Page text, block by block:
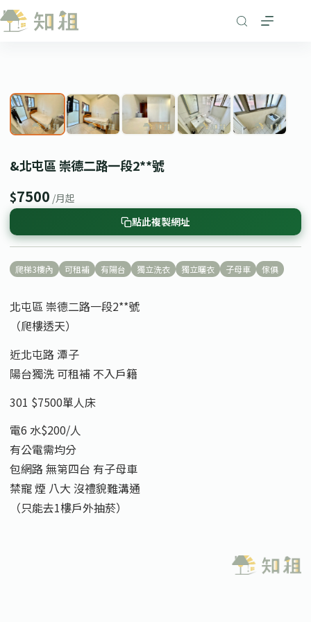
跳
至
&北屯區 崇德二路一段2**號
$7500 /月起
點此複製網址
爬梯3樓內 可租補 有陽台 獨立洗衣 獨立曬衣 子母車 傢俱
北屯區 崇德二路一段2**號
（爬樓透天）
近北屯路 潭子
陽台獨洗 可租補 不入戶籍
301 $7500單人床
電6 水$200/人
有公電需均分
包網路 無第四台 有子母車
禁寵 煙 八大 沒禮貌難溝通
（只能去1樓戶外抽菸）